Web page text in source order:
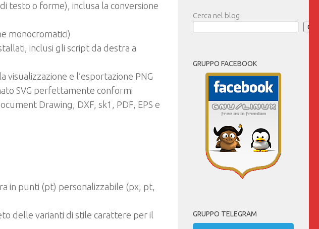
testo o forme), inclusa la conversione
monocromatici)
inclusi gli script da destra a
e l’esportazione PNG
SVG perfettamente conformi
Drawing, DXF, sk1, PDF, EPS e
in punti (pt) personalizzabile (px, pt,
delle varianti di stile carattere per il
Cerca nel blog
GRUPPO FACEBOOK
GRUPPO TELEGRAM